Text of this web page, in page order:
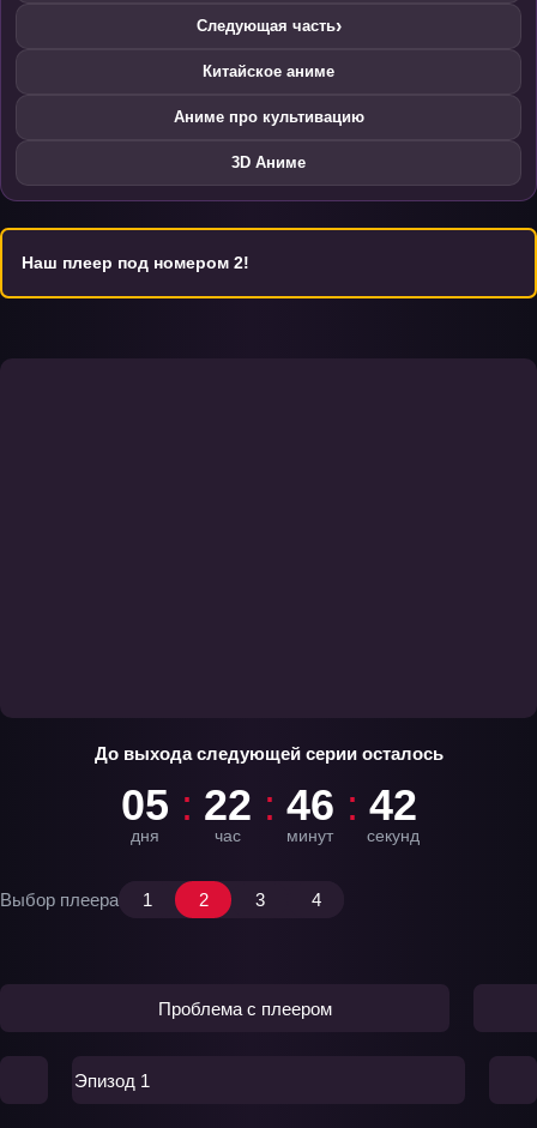
Следующая часть›
Китайское аниме
Аниме про культивацию
3D Аниме
Наш плеер под номером 2!
Выбор плеера 1 2 3 4
Проблема с плеером
Эпизод 1
До выхода следующей серии осталось
05
дня
22
час
46
минут
42
секунд